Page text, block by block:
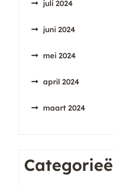
juli 2024
juni 2024
mei 2024
april 2024
maart 2024